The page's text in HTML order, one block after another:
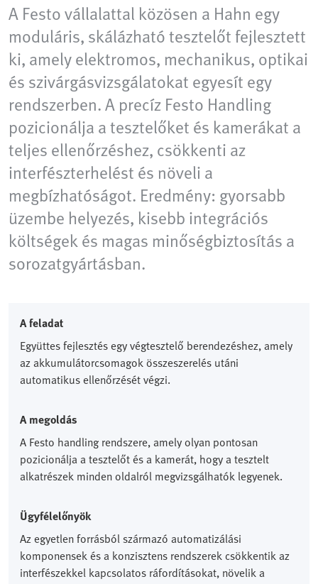
A Festo vállalattal közösen a Hahn egy
moduláris, skálázható tesztelőt fejlesztett
ki, amely elektromos, mechanikus, optikai
és szivárgásvizsgálatokat egyesít egy
rendszerben. A precíz Festo Handling
pozicionálja a tesztelőket és kamerákat a
teljes ellenőrzéshez, csökkenti az
interfészterhelést és növeli a
megbízhatóságot. Eredmény: gyorsabb
üzembe helyezés, kisebb integrációs
költségek és magas minőségbiztosítás a
sorozatgyártásban.
A feladat
Együttes fejlesztés egy végtesztelő berendezéshez, amely
az akkumulátorcsomagok összeszerelés utáni
automatikus ellenőrzését végzi.
A megoldás
A Festo handling rendszere, amely olyan pontosan
pozicionálja a tesztelőt és a kamerát, hogy a tesztelt
alkatrészek minden oldalról megvizsgálhatók legyenek.
Ügyfélelőnyök
Az egyetlen forrásból származó automatizálási
komponensek és a konzisztens rendszerek csökkentik az
interfészekkel kapcsolatos ráfordításokat, növelik a